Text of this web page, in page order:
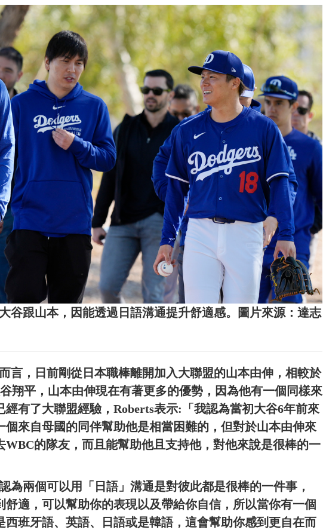
谷跟山本，因能透過日語溝通提升舒適感。圖片來源：達志
言，日前剛從日本職棒離開加入大聯盟的山本由伸，相較於
翔平，山本由伸現在有著更多的優勢，因為他有一個同樣來
經有了大聯盟經驗，Roberts表示:「我認為當初大谷6年前來
個來自母國的同伴幫助他是相當困難的，但對於山本由伸來
WBC的隊友，而且能幫助他且支持他，對他來說是很棒的一
為兩個可以用「日語」溝通是對彼此都是很棒的一件事，
舒適，可以幫助你的表現以及帶給你自信，所以當你有一個
西班牙語、英語、日語或是韓語，這會幫助你感到更自在而